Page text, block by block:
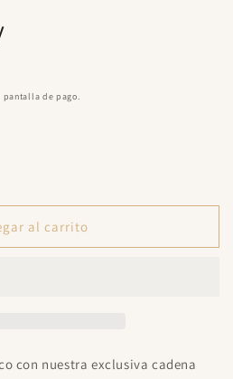
pantalla de pago.
al carrito
con nuestra exclusiva cadena